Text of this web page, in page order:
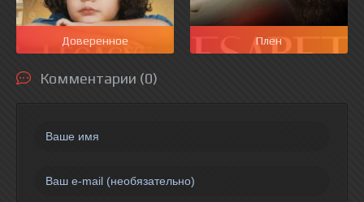
Доверенное Плен
Комментарии (0)